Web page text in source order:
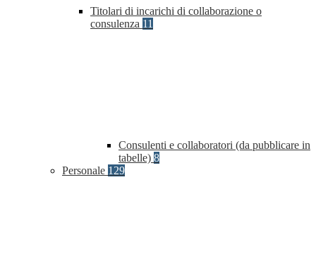
Titolari di incarichi di collaborazione o
consulenza 11
Consulenti e collaboratori (da pubblicare in
tabelle) 8
Personale 129